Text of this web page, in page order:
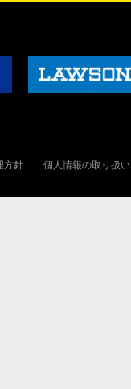
方針 個人情報の取り扱い